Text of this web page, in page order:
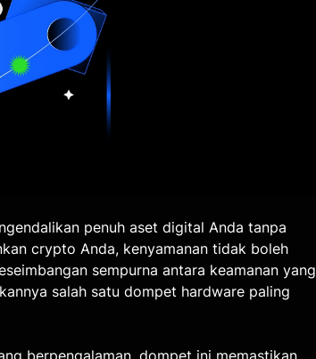
penuh aset digital Anda tanpa
crypto Anda, kenyamanan tidak boleh
sempurna antara keamanan yang
salah satu dompet hardware paling
berpengalaman, dompet ini memastikan